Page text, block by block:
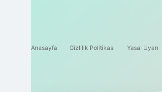
Anasayfa Gizlilik Politikası Yasal Uyarı